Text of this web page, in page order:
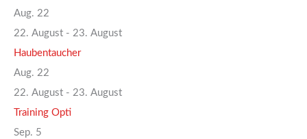
Aug. 22
22. August - 23. August
Haubentaucher
Aug. 22
22. August - 23. August
Training Opti
Sep. 5